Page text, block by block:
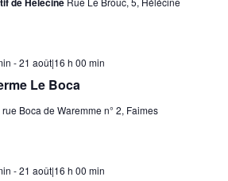
Le Boca
-21 août|16 h 00 min
rue Boca de Waremme n° 2, Faimes
-21 août|16 h 00 min